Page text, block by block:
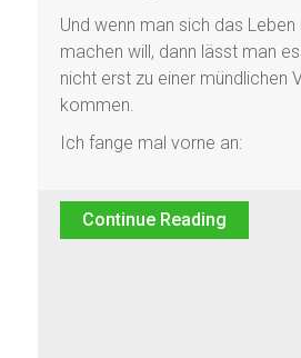
Und wenn man sich das
machen will, dann lässt man
nicht erst zu einer mündlichen
kommen.
Ich fange mal vorne an:
Continue Reading